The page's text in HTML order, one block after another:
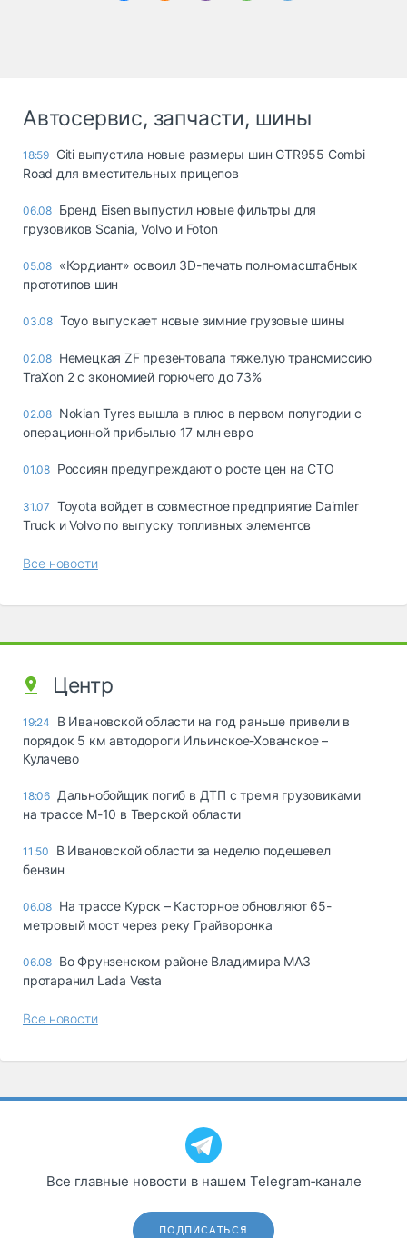
Автосервис, запчасти, шины
18:59 Giti выпустила новые размеры шин GTR955 Combi
Road для вместительных прицепов
06.08 Бренд Eisen выпустил новые фильтры для
грузовиков Scania, Volvo и Foton
05.08 «Кордиант» освоил 3D-печать полномасштабных
прототипов шин
03.08 Toyo выпускает новые зимние грузовые шины
02.08 Немецкая ZF презентовала тяжелую трансмиссию
TraXon 2 с экономией горючего до 73%
02.08 Nokian Tyres вышла в плюс в первом полугодии с
операционной прибылью 17 млн евро
01.08 Россиян предупреждают о росте цен на СТО
31.07 Toyota войдет в совместное предприятие Daimler
Truck и Volvo по выпуску топливных элементов
Все новости
Центр
19:24
В Ивановской области на год раньше привели в
порядок 5 км автодороги Ильинское-Хованское –
Кулачево
18:06 Дальнобойщик погиб в ДТП с тремя грузовиками
на трассе М-10 в Тверской области
11:50
В Ивановской области за неделю подешевел
бензин
06.08 На трассе Курск – Касторное обновляют 65-
метровый мост через реку Грайворонка
06.08 Во Фрунзенском районе Владимира МАЗ
протаранил Lada Vesta
Все новости
Все главные новости в нашем Telegram‑канале
ПОДПИСАТЬСЯ